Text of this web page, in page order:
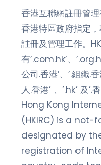
香港互聯網註冊管
香港特區政府指定，
註冊及管理工作。
有’.com.hk’、
公司.香港’、’.組織.香
人.香港’ 、’.hk’ 及’.
Hong Kong
(HKIRC) is a
designated by
registration of